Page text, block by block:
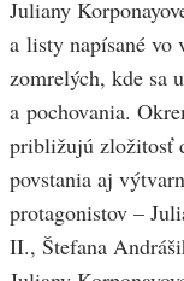
Juliany
a listy napísané vo
zomrelých, kde sa
a pochovania.
približujú zložitosť
povstania aj
protagonistov –
II., Štefana